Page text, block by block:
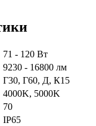
71 - 120 Вт
9230 - 16800 лм
Г30, Г60, Д, К15
4000K, 5000K
70
IP65